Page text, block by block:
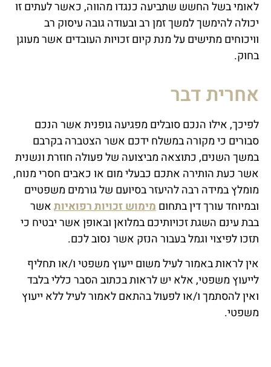
לאומי בשל החשש שתביעה כנגדו מהווה, כאשר לעתים זו
יכולה להימשך למשך זמן רב ובעודה גובה עיסוק רב
וויכוחים מתישים על מנת קיום זכויות העובדים אשר מעוגן
בחוק.
אחרית דבר
לפיכך, אילו הנכם סובלים מפגיעה גופנית אשר הנכם
סבורים כי מקורה במשלח ידכם אשר הצטברה בקרבם
במשך השנים, כתוצאה מביצועה של פעולה חוזרת ונשנית
אשר כעת הותירה אתכם כבעלי מום או כאבים חסרי מנוח,
מומלץ במידה רבה להיעזר בסיועם של גורמים משפטיים
ובמיוחד עורך דין בתחוםמימוש זכויות רפואיותאשר
בבת עינם השגת זכויותיכם במלואן ובאופן אשר יבטיח כי
תזכו לפיצוי וגמל בעבור הנזק אשר נסוב לכם.
אין לראות באמור לעיל משום ייעוץ משפטי ו/או תחליף
לייעוץ משפטי, אלא יש לראות בכתוב הסבר כללי בלבד
ואין להסתמך ו/או לפעול בהתאם לאמור לעיל ללא ייעוץ
משפטי.